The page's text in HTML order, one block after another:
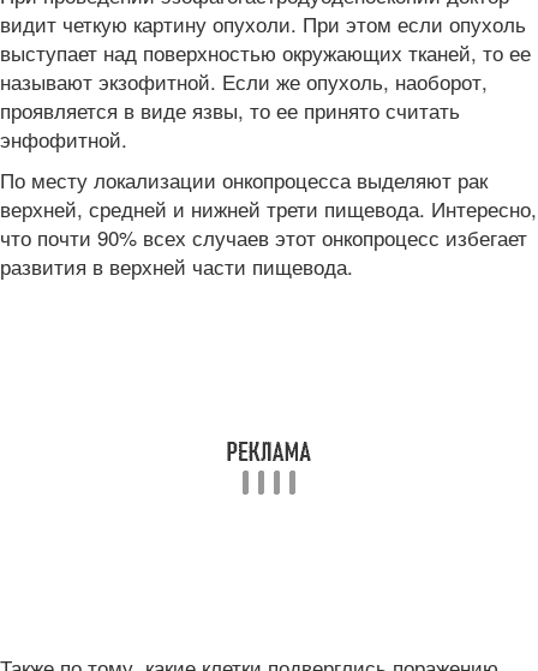
видит четкую картину опухоли. При этом если опухоль
выступает над поверхностью окружающих тканей, то ее
называют экзофитной. Если же опухоль, наоборот,
проявляется в виде язвы, то ее принято считать
энфофитной.
По месту локализации онкопроцесса выделяют рак
верхней, средней и нижней трети пищевода. Интересно,
что почти 90% всех случаев этот онкопроцесс избегает
развития в верхней части пищевода.